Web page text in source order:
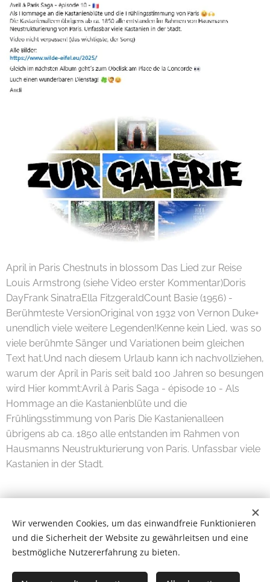
April in Paris Chestnuts in blossom Das Lied zur Reise
Louis Armstrong (siehe Video erster Kommentar)Doris
DayFrank SinatraElla FitzgeraldCount Basie (1956) -
Berühmteste VersionOriginal von 1932 von Vernon Duke+
unendlich viele weitere Legenden!Kenne kein Lied, was so
viele berühmte Sänger und Variationen beim gleichen
Text hat.Und nach diesem Urlaub kann ich nachvollziehen,
warum der April in Paris seit bald 100 Jahren so besungen
wird Hier kommt:Avril à Paris Saga - épisode 10 - Als
Hommage an die Kastanienblüte und die
Frühlingsstimmung von Paris Die Kastanienalleen
übrigens ab ca. 1850 alle entstanden im Rahmen von
Hausmanns Neustrukturierung von Paris. Unfassbar viele
Kastanien in der Stadt.
Wir verwenden Cookies, um das einwandfreie Funktionieren
und die Sicherheit der Website zu gewährleitsen und eine
bestmögliche Nutzererfahrung zu bieten.